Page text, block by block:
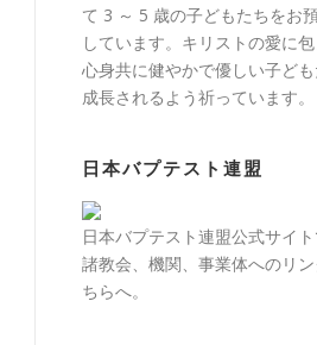
て 3 ～ 5 歳の子どもたちをお
しています。キリストの愛に
心身共に健やかで優しい子ど
成長されるよう祈っています。
日本バプテスト連盟
日本バプテスト連盟公式サイト
諸教会、機関、事業体へのリン
ちらへ。